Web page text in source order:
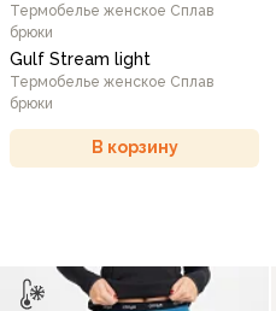
Термобелье женское Сплав
брюки
Gulf Stream light
Термобелье женское Сплав
брюки
В корзину